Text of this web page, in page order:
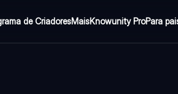
de CriadoresMaisKnowunity ProPara